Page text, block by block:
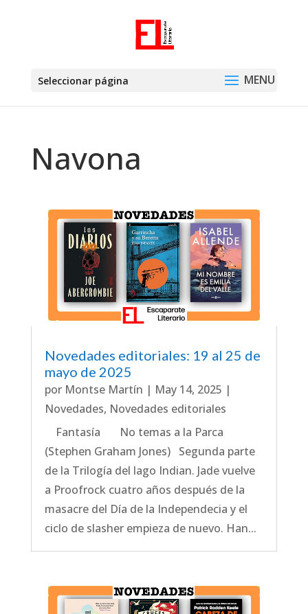
Seleccionar página
Navona
Novedades editoriales: 19 al 25 de
mayo de 2025
por Montse Martín | May 14, 2025 |
Novedades, Novedades editoriales
Fantasía No temas a la Parca
(Stephen Graham Jones) Segunda parte
de la Trilogía del lago Indian. Jade vuelve
a Proofrock cuatro años después de la
masacre del Día de la Independecia y el
ciclo de slasher empieza de nuevo. Han...